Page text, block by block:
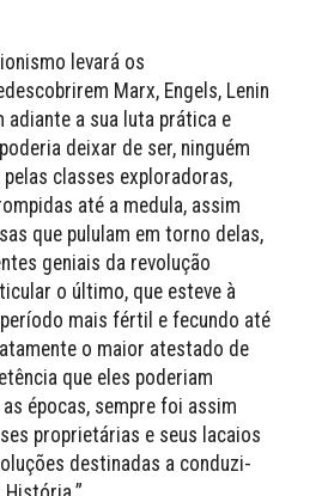
levará os
Marx, Engels, Lenin
adiante a sua luta prática e
deixar de ser, ninguém
classes exploradoras,
até a medula, assim
que pululam em torno delas,
geniais da revolução
o último, que esteve à
mais fértil e fecundo até
o maior atestado de
que eles poderiam
épo­cas, sempre foi assim
proprietárias e seus lacaios
destinadas a condu­zi-